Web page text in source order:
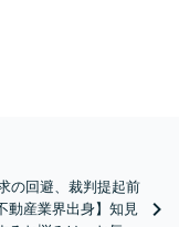
の回避、裁判提起前
動産業界出身】知見